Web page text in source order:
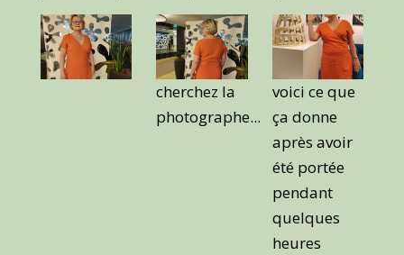
cherchez la
photographe...
voici ce que
ça donne
après avoir
été portée
pendant
quelques
heures